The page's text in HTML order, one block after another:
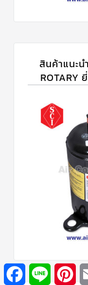
สินค้าแนะ
ROTARY
Facebook Line